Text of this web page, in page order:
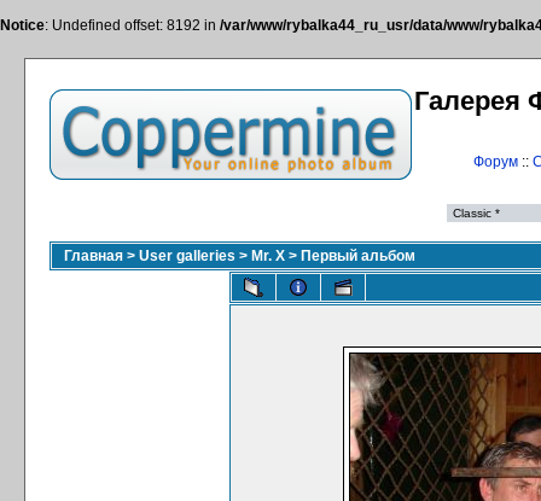
Notice: Undefined offset: 8192 in /var/www/rybalka44_ru_usr/data/www/
Галерея
Форум::
Главная > User galleries > Mr. X > Первый альбом